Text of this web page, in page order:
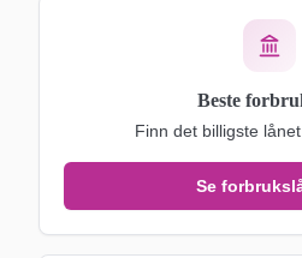
Beste
Finn det billigste
Se